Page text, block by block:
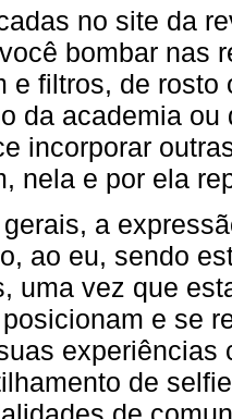
no site da
bombar nas
e filtros, de
da academia
incorporar
nela e por ela
a
ao eu, sendo
uma vez que
e se
experiências
de